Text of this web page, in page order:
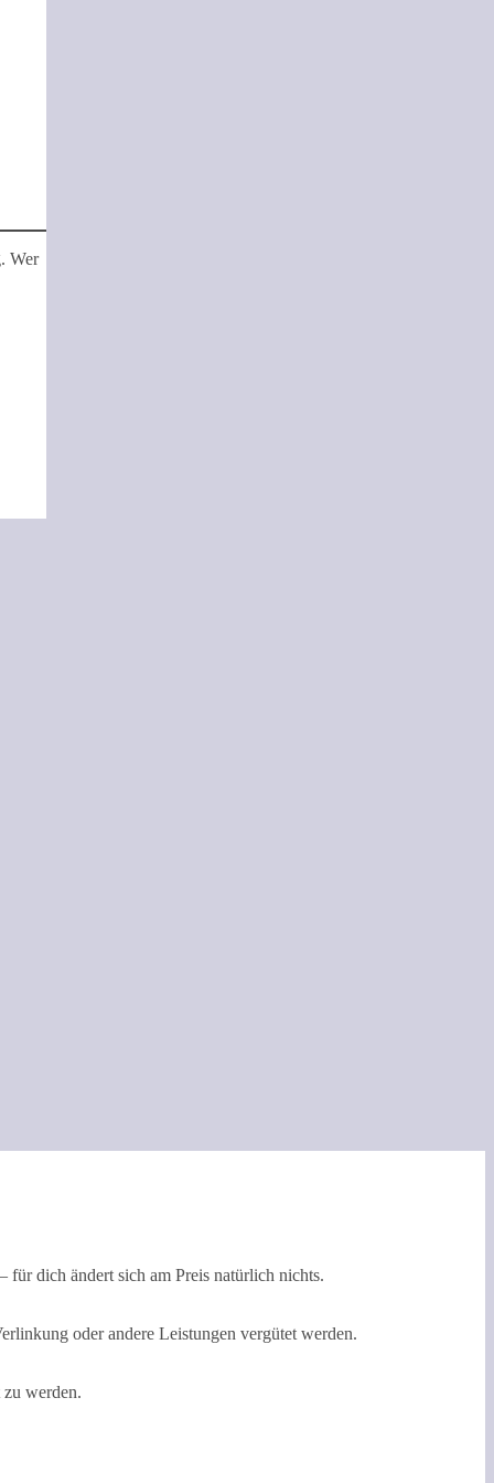
Wer
dich ändert sich am Preis natürlich nichts.
oder andere Leistungen vergütet werden.
werden.